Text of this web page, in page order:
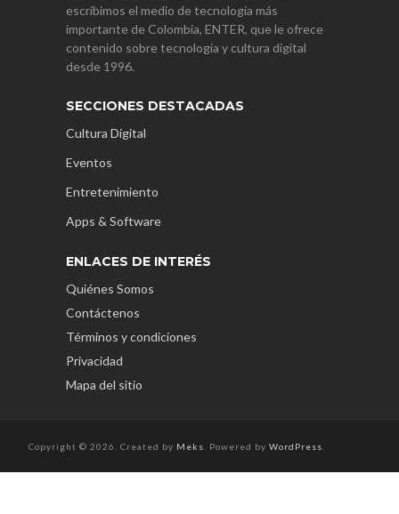
escribimos el medio de tecnología más
importante de Colombia, ENTER, que le ofrece
contenido sobre tecnología y cultura digital
desde 1996.
SECCIONES DESTACADAS
Cultura Digital
Eventos
Entretenimiento
Apps & Software
ENLACES DE INTERÉS
Quiénes Somos
Contáctenos
Términos y condiciones
Privacidad
Mapa del sitio
Copyright © 2026. Created by Meks . Powered by WordPress